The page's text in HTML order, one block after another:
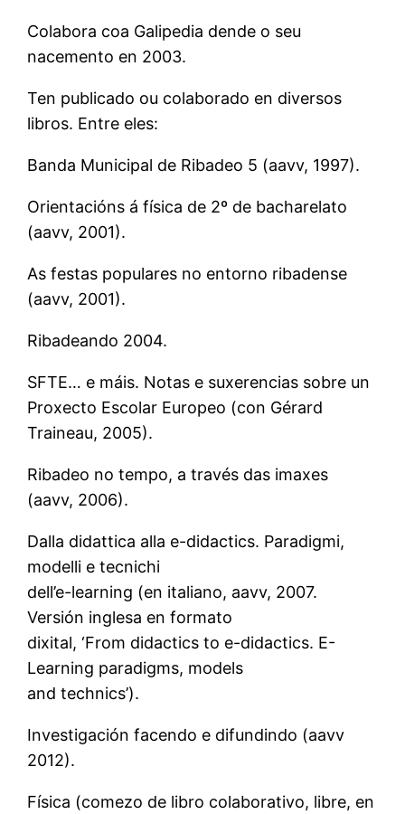
Colabora coa Galipedia dende o seu
nacemento en 2003.
Ten publicado ou colaborado en diversos
libros. Entre eles:
Banda Municipal de Ribadeo 5 (aavv, 1997).
Orientacións á física de 2º de bacharelato
(aavv, 2001).
As festas populares no entorno ribadense
(aavv, 2001).
Ribadeando 2004.
SFTE… e máis. Notas e suxerencias sobre un
Proxecto Escolar Europeo (con Gérard
Traineau, 2005).
Ribadeo no tempo, a través das imaxes
(aavv, 2006).
Dalla didattica alla e-didactics. Paradigmi,
modelli e tecnichi
dell’e-learning (en italiano, aavv, 2007.
Versión inglesa en formato
dixital, ‘From didactics to e-didactics. E-
Learning paradigms, models
and technics’).
Investigación facendo e difundindo (aavv
2012).
Física (comezo de libro colaborativo, libre, en